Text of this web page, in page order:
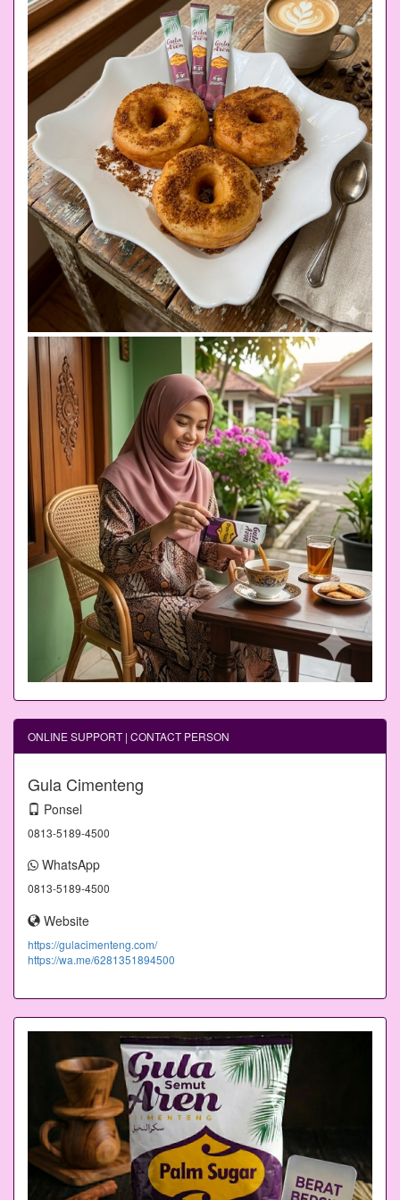
ONLINE SUPPORT | CONTACT PERSON
Gula Cimenteng
Ponsel
0813-5189-4500
WhatsApp
0813-5189-4500
Website
https://gulacimenteng.com/
https://wa.me/6281351894500